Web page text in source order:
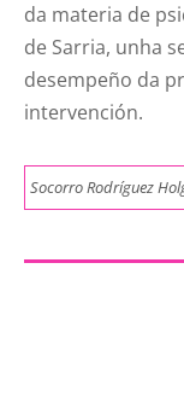
da materia de
de Sarria, unha
desempeño da
intervención.
Socorro Rodríguez